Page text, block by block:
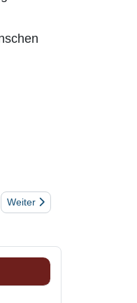
Nächster Beitrag: Corona –
Weiter